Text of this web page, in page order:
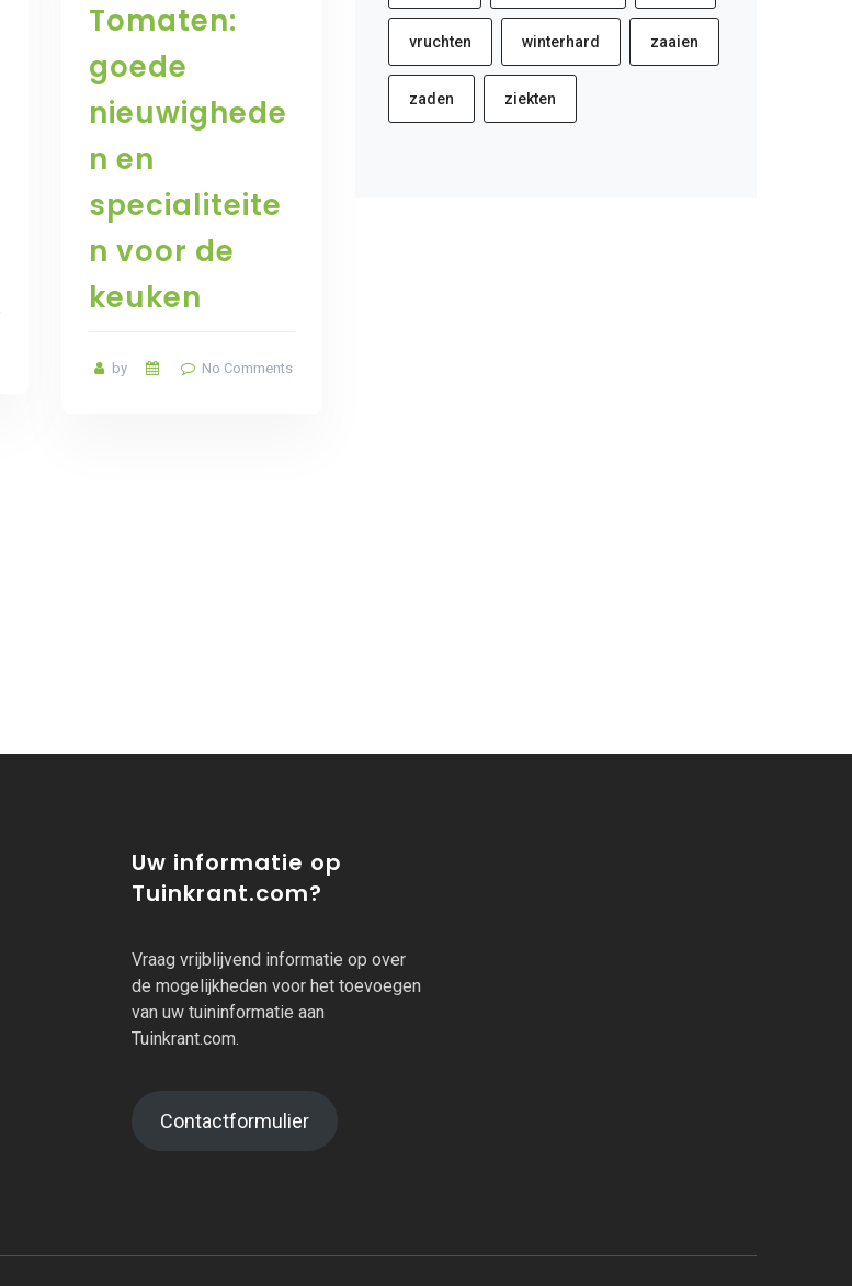
Tomaten:
goede
nieuwighede
n en
specialiteite
n voor de
keuken
by No Comments
vruchten winterhard zaaien
zaden ziekten
Uw informatie op
Tuinkrant.com?
Vraag vrijblijvend informatie op over
de mogelijkheden voor het toevoegen
van uw tuininformatie aan
Tuinkrant.com.
Contactformulier